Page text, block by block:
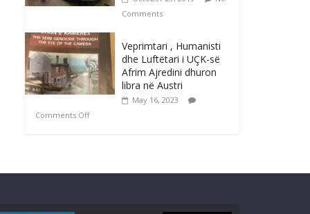
Comments
Veprimtari , Humanisti
dhe Luftëtari i UÇK-së
Afrim Ajredini dhuron
libra në Austri
May 16, 2023
Comments Off